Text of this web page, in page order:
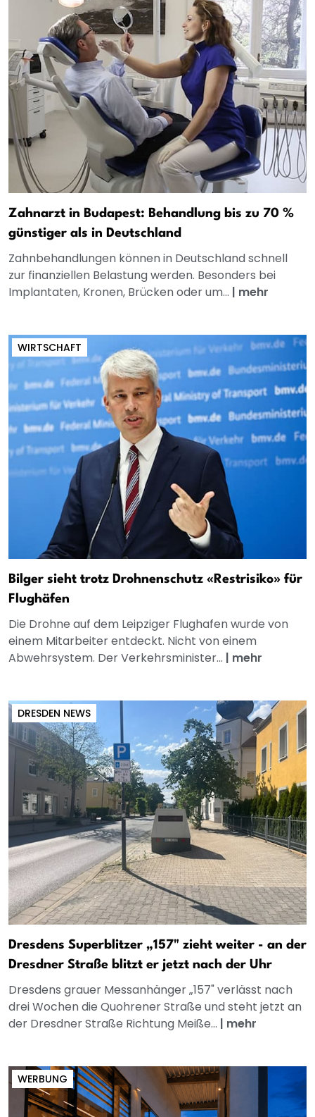
Zahnarzt in Budapest: Behandlung bis zu 70 %
günstiger als in Deutschland
Zahnbehandlungen können in Deutschland schnell
zur finanziellen Belastung werden. Besonders bei
Implantaten, Kronen, Brücken oder um... | mehr
WIRTSCHAFT
Bilger sieht trotz Drohnenschutz «Restrisiko» für
Flughäfen
Die Drohne auf dem Leipziger Flughafen wurde von
einem Mitarbeiter entdeckt. Nicht von einem
Abwehrsystem. Der Verkehrsminister... | mehr
DRESDEN NEWS
Dresdens Superblitzer „157" zieht weiter - an der
Dresdner Straße blitzt er jetzt nach der Uhr
Dresdens grauer Messanhänger „157" verlässt nach
drei Wochen die Quohrener Straße und steht jetzt an
der Dresdner Straße Richtung Meiße... | mehr
WERBUNG